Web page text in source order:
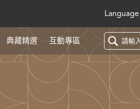
Language
典藏精選 互動專區